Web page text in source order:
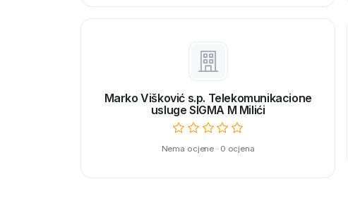
Marko Višković s.p. Telekomunikacione
usluge SIGMA M Milići
Nema ocjene · 0 ocjena